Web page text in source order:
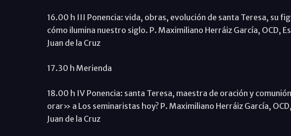
16.00 h III Ponencia: vida, obras, evolución de santa Teresa, su
cómo ilumina nuestro siglo. P. Maximiliano Herráiz García, OCD,
Juan de la Cruz
17.30 h Merienda
18.00 h IV Ponencia: santa Teresa, maestra de oración y
orar» a Los seminaristas hoy? P. Maximiliano Herráiz García,
Juan de la Cruz